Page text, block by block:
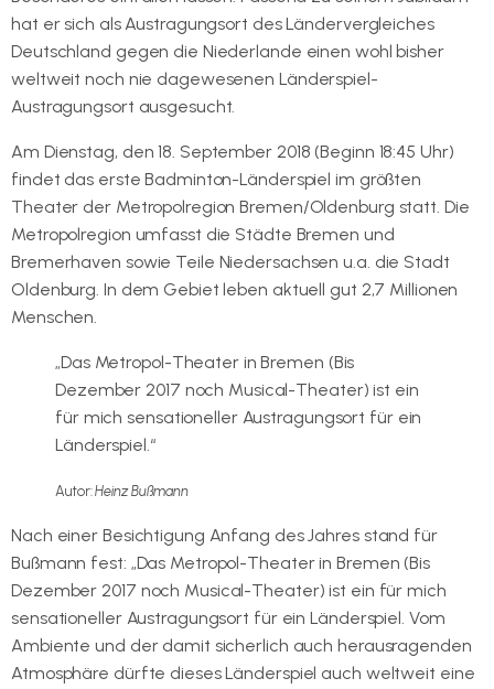
hat er sich als Austragungsort des Ländervergleiches
Deutschland gegen die Niederlande einen wohl bisher
weltweit noch nie dagewesenen Länderspiel-
Austragungsort ausgesucht.
Am Dienstag, den 18. September 2018 (Beginn 18:45 Uhr)
findet das erste Badminton-Länderspiel im größten
Theater der Metropolregion Bremen/Oldenburg statt. Die
Metropolregion umfasst die Städte Bremen und
Bremerhaven sowie Teile Niedersachsen u.a. die Stadt
Oldenburg. In dem Gebiet leben aktuell gut 2,7 Millionen
Menschen.
„Das Metropol-Theater in Bremen (Bis
Dezember 2017 noch Musical-Theater) ist ein
für mich sensationeller Austragungsort für ein
Länderspiel.“
Autor:Heinz Bußmann
Nach einer Besichtigung Anfang des Jahres stand für
Bußmann fest: „Das Metropol-Theater in Bremen (Bis
Dezember 2017 noch Musical-Theater) ist ein für mich
sensationeller Austragungsort für ein Länderspiel. Vom
Ambiente und der damit sicherlich auch herausragenden
Atmosphäre dürfte dieses Länderspiel auch weltweit eine